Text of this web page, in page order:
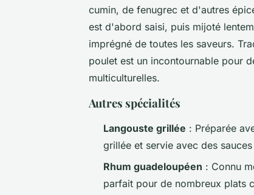
cumin, de fenugrec et d'autres
est d'abord saisi, puis mijoté
imprégné de toutes les saveurs.
poulet est un incontournable pour
multiculturelles.
Autres spécialités
Langouste grillée : Préparée
grillée et servie avec des
Rhum guadeloupéen : Connu
parfait pour de nombreux plats